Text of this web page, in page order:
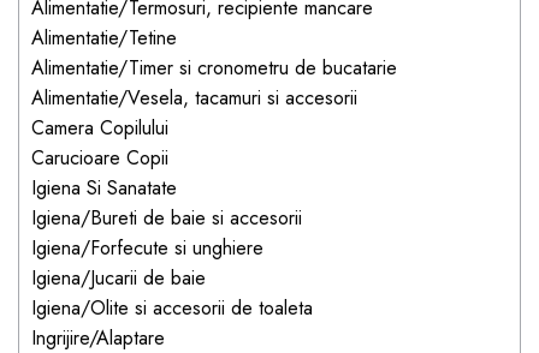
Incălzitoare biberoane
copii
Termosuri, recipiente
mâncare pentru copii
Suzete bebe
Termometre copii
Căști antifonice copii și
dopuri de urechi
Produse îngrijire copii
Biciclete și Triciclete
Alimentatie/Termosuri, recipiente mancare
Alimentatie/Tetine
Alimentatie/Timer si cronometru de bucatarie
Alimentatie/Vesela, tacamuri si accesorii
Camera Copilului
Carucioare Copii
Igiena Si Sanatate
Igiena/Bureti de baie si accesorii
Igiena/Forfecute si unghiere
Igiena/Jucarii de baie
Igiena/Olite si accesorii de toaleta
Ingrijire/Alaptare